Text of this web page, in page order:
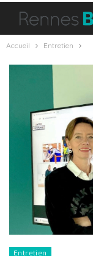
Accueil Entretien
Entretien